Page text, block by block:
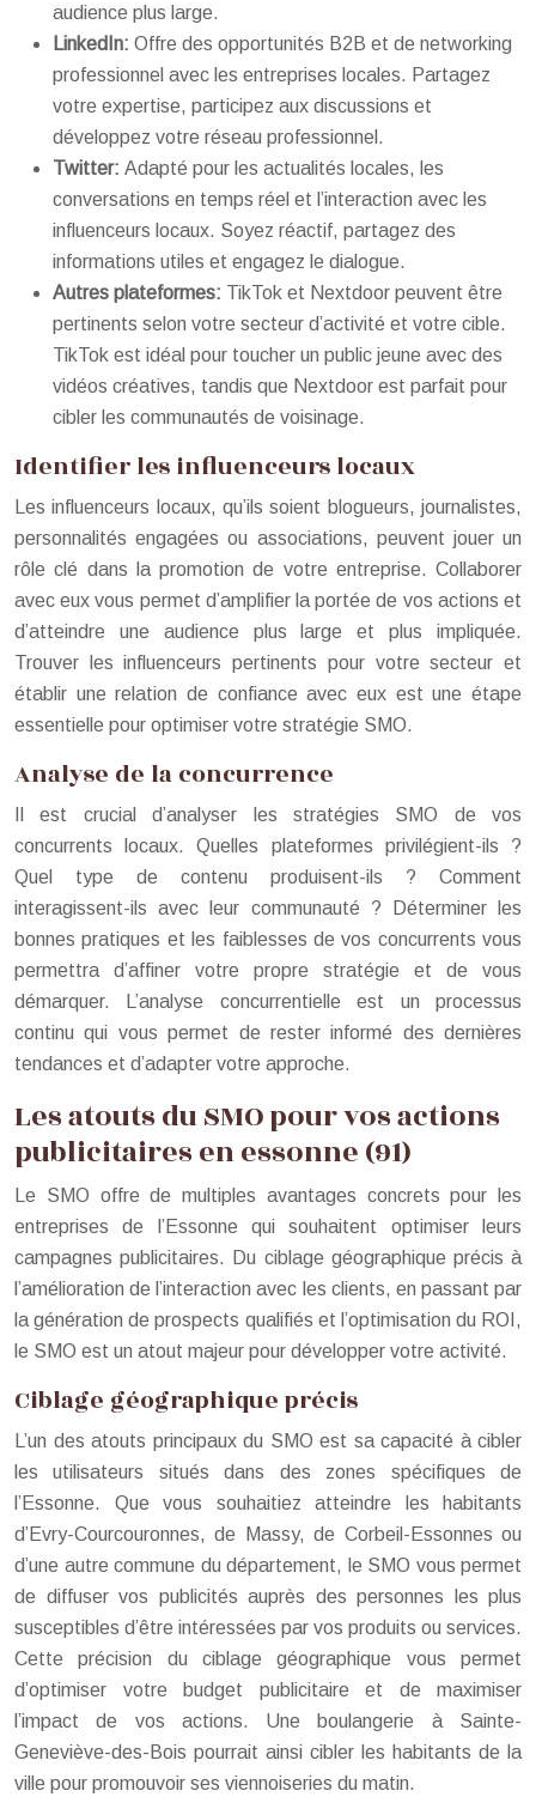
audience plus large.
LinkedIn: Offre des opportunités B2B et de networking
professionnel avec les entreprises locales. Partagez
votre expertise, participez aux discussions et
développez votre réseau professionnel.
Twitter: Adapté pour les actualités locales, les
conversations en temps réel et l’interaction avec les
influenceurs locaux. Soyez réactif, partagez des
informations utiles et engagez le dialogue.
Autres plateformes: TikTok et Nextdoor peuvent être
pertinents selon votre secteur d’activité et votre cible.
TikTok est idéal pour toucher un public jeune avec des
vidéos créatives, tandis que Nextdoor est parfait pour
cibler les communautés de voisinage.
Identifier les influenceurs locaux
Les influenceurs locaux, qu’ils soient blogueurs, journalistes,
personnalités engagées ou associations, peuvent jouer un
rôle clé dans la promotion de votre entreprise. Collaborer
avec eux vous permet d’amplifier la portée de vos actions et
d’atteindre une audience plus large et plus impliquée.
Trouver les influenceurs pertinents pour votre secteur et
établir une relation de confiance avec eux est une étape
essentielle pour optimiser votre stratégie SMO.
Analyse de la concurrence
Il est crucial d’analyser les stratégies SMO de vos
concurrents locaux. Quelles plateformes privilégient-ils ?
Quel type de contenu produisent-ils ? Comment
interagissent-ils avec leur communauté ? Déterminer les
bonnes pratiques et les faiblesses de vos concurrents vous
permettra d’affiner votre propre stratégie et de vous
démarquer. L’analyse concurrentielle est un processus
continu qui vous permet de rester informé des dernières
tendances et d’adapter votre approche.
Les atouts du SMO pour vos actions
publicitaires en essonne (91)
Le SMO offre de multiples avantages concrets pour les
entreprises de l’Essonne qui souhaitent optimiser leurs
campagnes publicitaires. Du ciblage géographique précis à
l’amélioration de l’interaction avec les clients, en passant par
la génération de prospects qualifiés et l’optimisation du ROI,
le SMO est un atout majeur pour développer votre activité.
Ciblage géographique précis
L’un des atouts principaux du SMO est sa capacité à cibler
les utilisateurs situés dans des zones spécifiques de
l’Essonne. Que vous souhaitiez atteindre les habitants
d’Evry-Courcouronnes, de Massy, de Corbeil-Essonnes ou
d’une autre commune du département, le SMO vous permet
de diffuser vos publicités auprès des personnes les plus
susceptibles d’être intéressées par vos produits ou services.
Cette précision du ciblage géographique vous permet
d’optimiser votre budget publicitaire et de maximiser
l’impact de vos actions. Une boulangerie à Sainte-
Geneviève-des-Bois pourrait ainsi cibler les habitants de la
ville pour promouvoir ses viennoiseries du matin.